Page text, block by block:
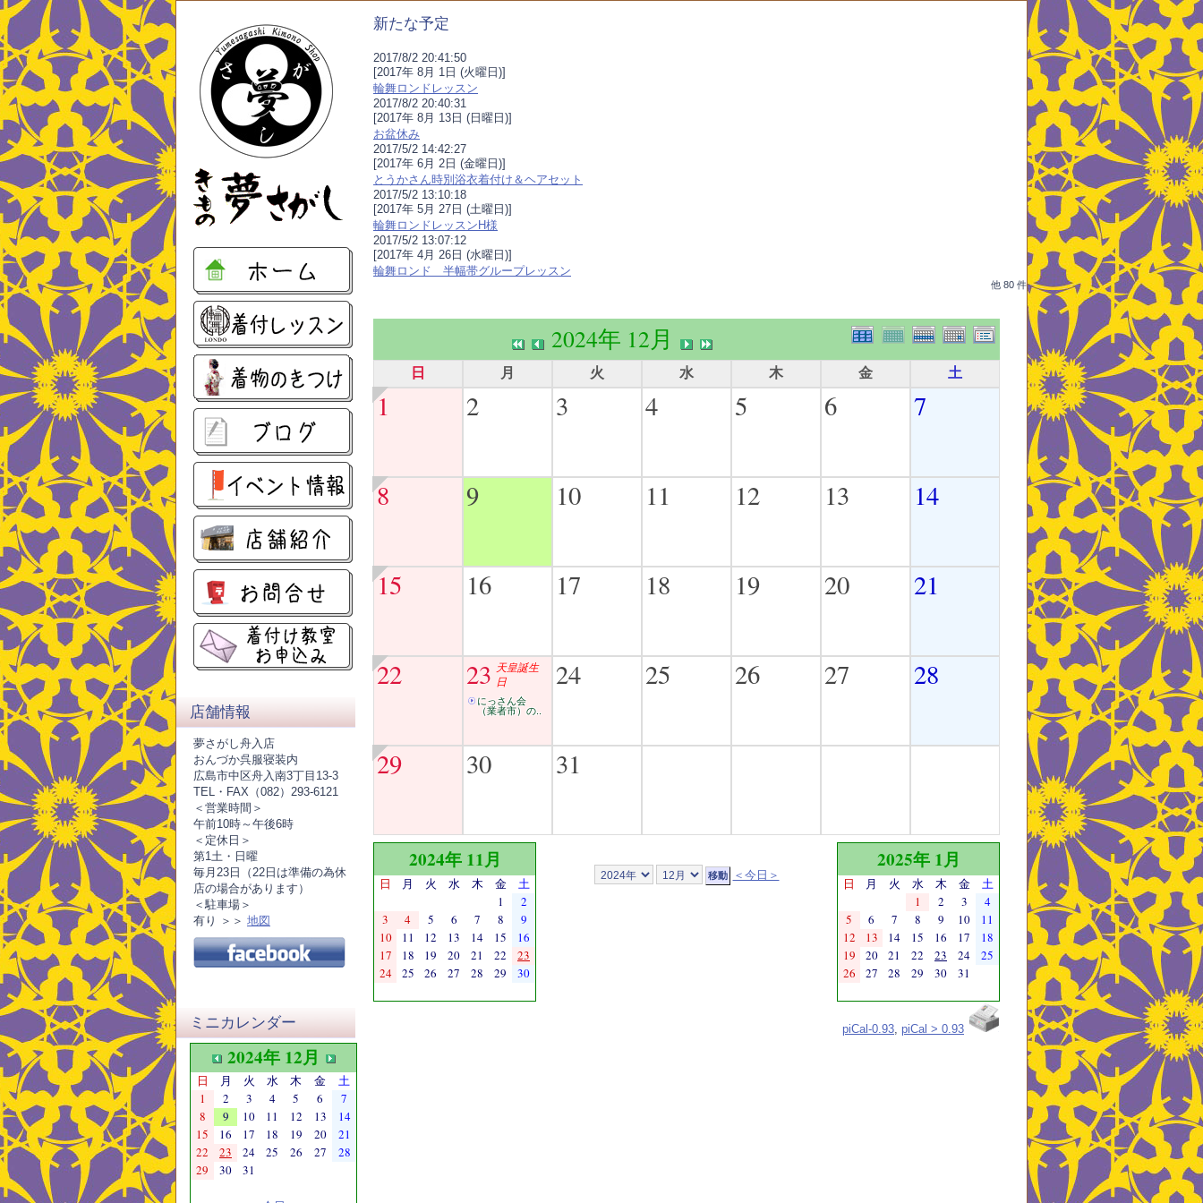
店舗情報
夢さがし舟入店
おんづか呉服寝装内
広島市中区舟入南3丁目13-3
TEL・FAX（082）293-6121
＜営業時間＞
午前10時～午後6時
＜定休日＞
第1土・日曜
毎月23日（22日は準備の為休
店の場合があります）
＜駐車場＞
有り ＞＞ 地図
ミニカレンダー
2024年 12月
日 月 火 水 木 金
土
1
2 3 4 5 6
7
8
9 10 11 12 13
14
15
16 17 18 19 20
21
22
23 24 25 26 27
28
29
30 31
新たな予定
2017/8/2 20:41:50
[2017年 8月 1日 (火曜日)]
輪舞ロンドレッスン
2017/8/2 20:40:31
[2017年 8月 13日 (日曜日)]
お盆休み
2017/5/2 14:42:27
[2017年 6月 2日 (金曜日)]
とうかさん時別浴衣着付け＆ヘアセット
2017/5/2 13:10:18
[2017年 5月 27日 (土曜日)]
輪舞ロンドレッスンH様
2017/5/2 13:07:12
[2017年 4月 26日 (水曜日)]
輪舞ロンド 半幅帯グループレッスン
他 80 件
2024年 12月
日 月 火 水 木 金 土
1 2 3 4 5 6 7
8 9 10 11 12 13 14
15 16 17 18 19 20 21
22 23 天皇誕生
日
にっさん会
（業者市）の..
24 25 26 27 28
29 30 31
＜今日＞
2024年 11月
日 月 火 水 木 金
土
1
2
3
4 5 6 7 8
9
10
11 12 13 14 15
16
17
18 19 20 21 22
23
24
25 26 27 28 29 30
2025年 1月
日 月 火 水 木 金
土
1
2 3
4
5
6 7 8 9 10
11
12
13 14 15 16 17
18
19
20 21 22 23 24
25
26
27 28 29 30 31
piCal-0.93, piCal > 0.93